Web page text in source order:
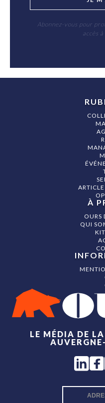
Abonnez-vous pour
accès
LE MÉDIA DE
À
OURS
QUI